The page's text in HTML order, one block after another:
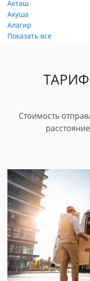
Акташ
Акуша
Алагир
Показать все
Стоимость